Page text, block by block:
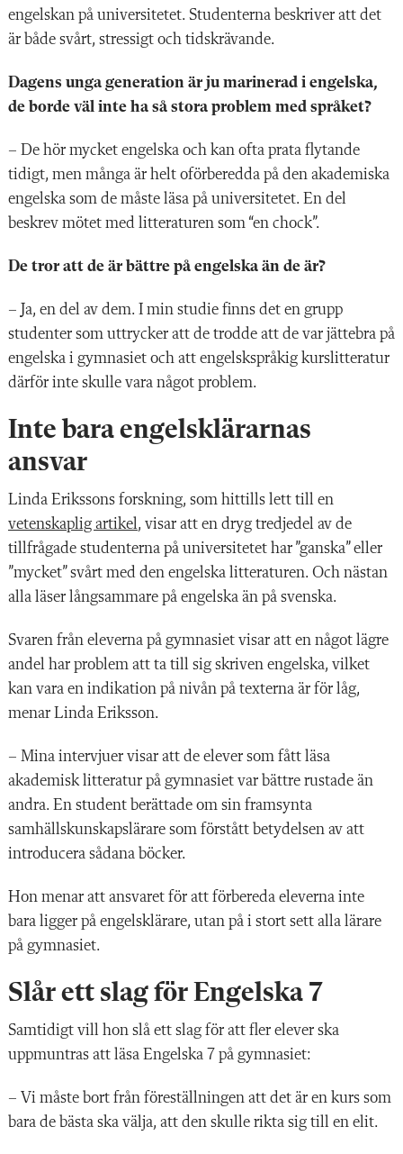
engelskan på universitetet. Studenterna beskriver att det
är både svårt, stressigt och tidskrävande.
Dagens unga generation är ju marinerad i engelska,
de borde väl inte ha så stora problem med språket?
– De hör mycket engelska och kan ofta prata flytande
tidigt, men många är helt oförberedda på den akademiska
engelska som de måste läsa på universitetet. En del
beskrev mötet med litteraturen som “en chock”.
De tror att de är bättre på engelska än de är?
– Ja, en del av dem. I min studie finns det en grupp
studenter som uttrycker att de trodde att de var jättebra på
engelska i gymnasiet och att engelskspråkig kurslitteratur
därför inte skulle vara något problem.
Inte bara engelsklärarnas
ansvar
Linda Erikssons forskning, som hittills lett till en
vetenskaplig artikel, visar att en dryg tredjedel av de
tillfrågade studenterna på universitetet har ”ganska” eller
”mycket” svårt med den engelska litteraturen. Och nästan
alla läser långsammare på engelska än på svenska.
Svaren från eleverna på gymnasiet visar att en något lägre
andel har problem att ta till sig skriven engelska, vilket
kan vara en indikation på nivån på texterna är för låg,
menar Linda Eriksson.
– Mina intervjuer visar att de elever som fått läsa
akademisk litteratur på gymnasiet var bättre rustade än
andra. En student berättade om sin framsynta
samhällskunskapslärare som förstått betydelsen av att
introducera sådana böcker.
Hon menar att ansvaret för att förbereda eleverna inte
bara ligger på engelsklärare, utan på i stort sett alla lärare
på gymnasiet.
Slår ett slag för Engelska 7
Samtidigt vill hon slå ett slag för att fler elever ska
uppmuntras att läsa Engelska 7 på gymnasiet:
– Vi måste bort från föreställningen att det är en kurs som
bara de bästa ska välja, att den skulle rikta sig till en elit.